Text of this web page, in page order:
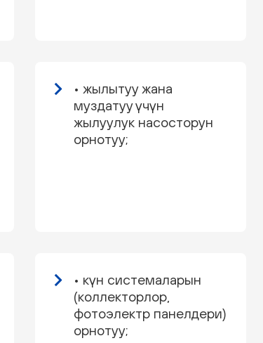
• жылытуу жана
муздатуу үчүн
жылуулук насосторун
орнотуу;
• күн системаларын
(коллекторлор,
фотоэлектр панелдери)
орнотуу;